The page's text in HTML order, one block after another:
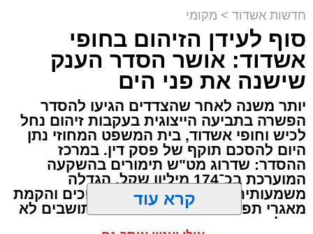
האחרון שורה של ניידות התרמת דם של בנק הדם
במגן דוד אדום שהגיעו לערב התרמה מיוחד
שנערך על ידי סניף אשדוד - גן יבנה בהצלה דרום.
בעמדות ההתרמה שנפתחו על המדרכה קיבלו את
פני התורמים והתורמות מתנדבי הצלה דרום
מסניף אשדוד - גן יבנה אשר סייעו להם במילוי
הטפסים והכווינו אותם אל ניידות ההתרמה שחנו
לאורך הכביש.
ההתרמה בוצעה כולה בהפרדה מלאה כאשר מגן
דוד אדום בישראל מציב כמות גדולה של רכבי
חדשות אשדוד > מקומי
סוף לעידן הזיהום בחופי
אשדוד: אושר הסדר הענק
שישנה את פני הים
יותר משנה לאחר שהצדדים הגיעו להסדר
הפשרה בתביעה הייצוגית בעקבות זיהום נחל
לכיש וחופי אשדוד, בית המשפט המחוזי נתן
היום להסכם תוקף של פסק דין. במרכז
ההסדר: שדרוג מט"ש תימורים בהשקעה
המוערכת בכ־174 מיליון שקל, הגדלה
משמעותית של יכולת הטיפול בשפכים והקמת
מאגרי תפעול וחירום. הגולשים והתושבים לא
יקבלו פיצוי כספי ישיר – אך ההסדר נועד
קרא עוד